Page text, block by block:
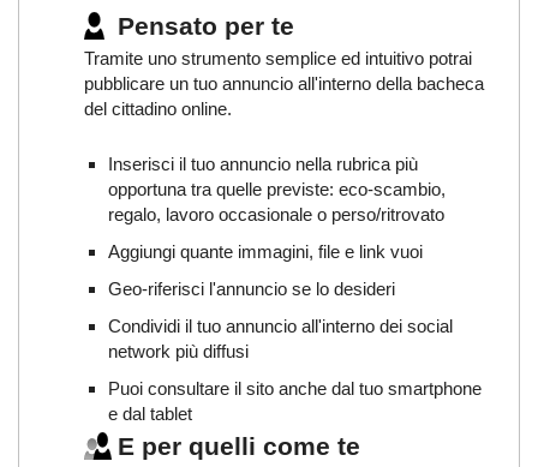
Pensato per te
Tramite uno strumento semplice ed intuitivo potrai
pubblicare un tuo annuncio all'interno della bacheca
del cittadino online.
Inserisci il tuo annuncio nella rubrica più
opportuna tra quelle previste: eco-scambio,
regalo, lavoro occasionale o perso/ritrovato
Aggiungi quante immagini, file e link vuoi
Geo-riferisci l'annuncio se lo desideri
Condividi il tuo annuncio all'interno dei social
network più diffusi
Puoi consultare il sito anche dal tuo smartphone
e dal tablet
E per quelli come te